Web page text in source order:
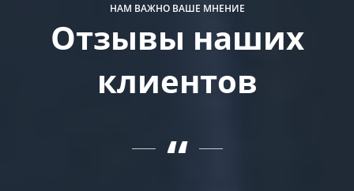
НАМ ВАЖНО ВАШЕ МНЕНИЕ
Отзывы наших
клиентов
“